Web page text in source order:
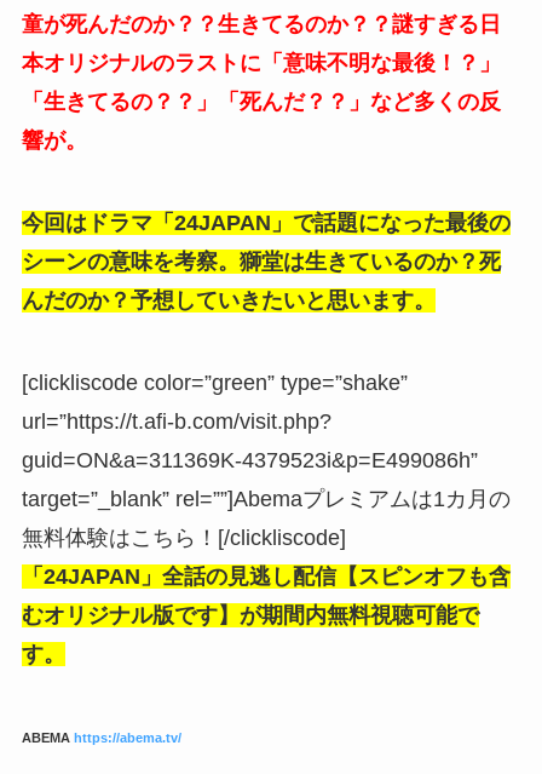
童が死んだのか？？生きてるのか？？謎すぎる日
本オリジナルのラストに「意味不明な最後！？」
「生きてるの？？」「死んだ？？」など多くの反
響が。
今回はドラマ「24JAPAN」で話題になった最後の
シーンの意味を考察。獅堂は生きているのか？死
んだのか？予想していきたいと思います。
[clickliscode color=”green” type=”shake”
url=”https://t.afi-b.com/visit.php?
guid=ON&a=311369K-4379523i&p=E499086h”
target=”_blank” rel=””]Abemaプレミアムは1カ月の
無料体験はこちら！[/clickliscode]
「24JAPAN」全話の見逃し配信【 スピンオフも含
むオリジナル版です】が期間内無料視聴可能で
す。
ABEMA https://abema.tv/